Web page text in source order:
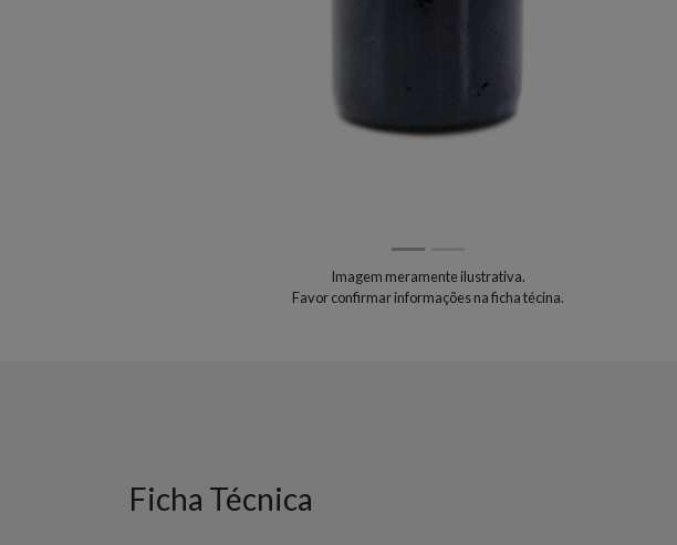
Imagem meramente ilustrativa.
Favor confirmar informações na ficha técina.
Ficha Técnica